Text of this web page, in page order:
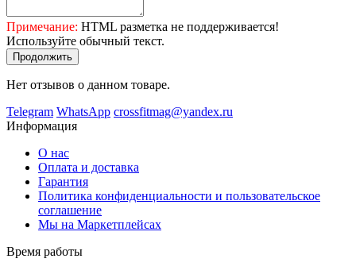
Примечание: HTML разметка не поддерживается!
Используйте обычный текст.
Продолжить
Нет отзывов о данном товаре.
Telegram WhatsApp crossfitmag@yandex.ru
Информация
О нас
Оплата и доставка
Гарантия
Политика конфиденциальности и пользовательское
соглашение
Мы на Маркетплейсах
Время работы